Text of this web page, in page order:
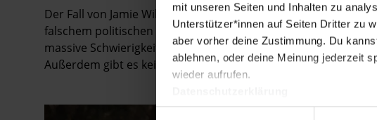
mit unseren Seiten und Inhalten zu
Unterstützer*innen auf Seiten Dritter zu
aber vorher deine Zustimmung. Du
ablehnen, oder deine Meinung jederzeit
wieder aufrufen.
Der Fall von Jamie Williford steht beispielhaft für
falschem politischen Handeln leiden: Es fehlt an
massive Schwierigkeiten, ausreichende und passende
Außerdem gibt es keinen bezahlbaren barrierefreien